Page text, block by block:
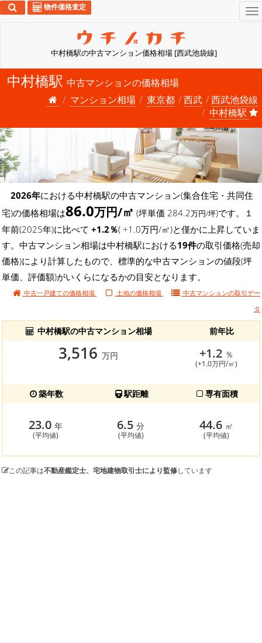
中村橋駅の中古マンション価格相場 [西武池袋線]
物件価格査定
中村橋駅 中古マンションの価格相場
マンション相場
東京都 西武
西武池袋線
中村橋駅
2026年における中村橋駅の中古マンション(集合住宅・共同住
宅)の価格相場は86.0万円/㎡ (坪単価 284.2万円/坪)です。１
年前(2025年)に比べて +1.2％( +1.0万円/㎡)と僅かに上昇していま
す。中古マンション相場は中村橋駅における19件の取引価格(売却
価格)により計算したもので、標準的な中古マンションの値段(坪
単価、評価額)がいくらになるかの目安となります。
中古一戸建ての価格相場 土地の価格相場 中古マンションの取引デー
タ
中村橋駅の中古マンション相場 前年比
3,516 万円 +1.2 ％
(+1.0万円/㎡)
築年数 駅距離 専有面積
23.0 年
(平均値)
6.5分
(平均値)
44.6 ㎡
(平均値)
この記事は不動産鑑定士、宅地建物取引士により監修しています